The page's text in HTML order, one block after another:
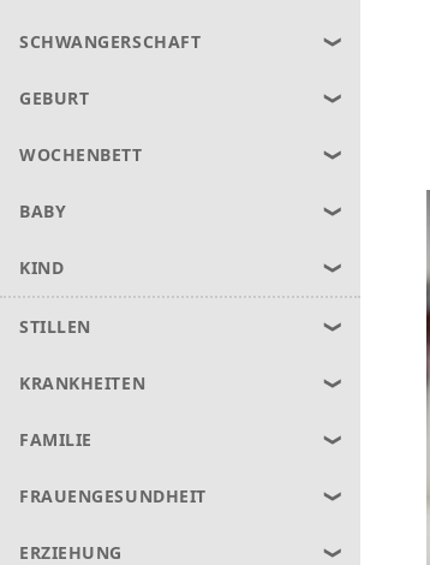
SCHWANGERSCHAFT
GEBURT
WOCHENBETT
BABY
KIND
STILLEN
KRANKHEITEN
FAMILIE
FRAUENGESUNDHEIT
ERZIEHUNG